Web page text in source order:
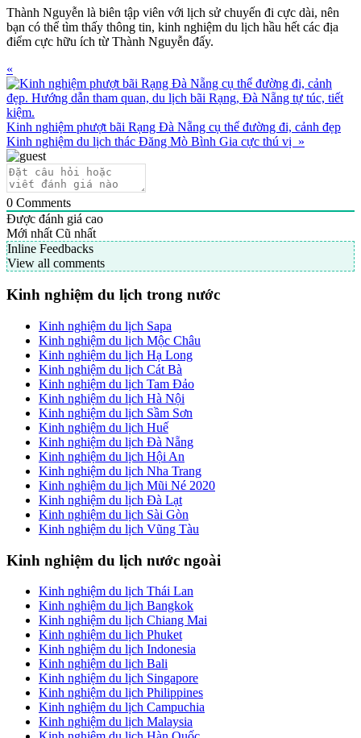
Thành Nguyễn là biên tập viên với lịch sử chuyến đi cực dài, nên
bạn có thể tìm thấy thông tin, kinh nghiệm du lịch hầu hết các địa
điểm cực hữu ích từ Thành Nguyễn đấy.
Previous
Post:
«
Kinh nghiệm phượt bãi Rạng Đà Nẵng cụ thể đường đi, cảnh đẹp
Next
Post:
Kinh nghiệm du lịch thác Đăng Mò Bình Gia cực thú vị »
0 Comments
Được đánh giá cao
Mới nhất Cũ nhất
Inline Feedbacks
View all comments
Primary
Sidebar
Kinh nghiệm du lịch trong nước
Kinh nghiệm du lịch Sapa
Kinh nghiệm du lịch Mộc Châu
Kinh nghiệm du lịch Hạ Long
Kinh nghiệm du lịch Cát Bà
Kinh nghiệm du lịch Tam Đảo
Kinh nghiệm du lịch Hà Nội
Kinh nghiệm du lịch Sầm Sơn
Kinh nghiệm du lịch Huế
Kinh nghiệm du lịch Đà Nẵng
Kinh nghiệm du lịch Hội An
Kinh nghiệm du lịch Nha Trang
Kinh nghiệm du lịch Mũi Né 2020
Kinh nghiệm du lịch Đà Lạt
Kinh nghiệm du lịch Sài Gòn
Kinh nghiệm du lịch Vũng Tàu
Kinh nghiệm du lịch nước ngoài
Kinh nghiệm du lịch Thái Lan
Kinh nghiệm du lịch Bangkok
Kinh nghiệm du lịch Chiang Mai
Kinh nghiệm du lịch Phuket
Kinh nghiệm du lịch Indonesia
Kinh nghiệm du lịch Bali
Kinh nghiệm du lịch Singapore
Kinh nghiệm du lịch Philippines
Kinh nghiệm du lịch Campuchia
Kinh nghiệm du lịch Malaysia